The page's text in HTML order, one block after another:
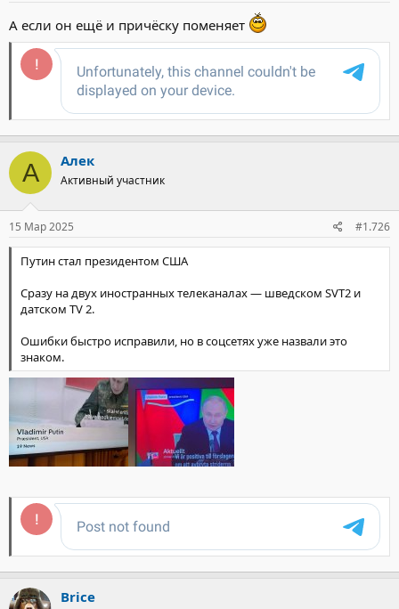
А если он ещё и причёску поменяет
А Алек
Активный участник
15 Мар 2025 #1.726
Путин стал президентом США
Сразу на двух иностранных телеканалах — шведском SVT2 и
датском TV 2.
Ошибки быстро исправили, но в соцсетях уже назвали это
знаком.
Brice